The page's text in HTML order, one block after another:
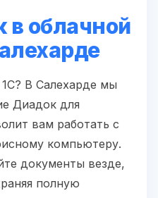
облачной
В Салехарде мы
Диадок для
вам работать с
компьютеру.
документы везде,
полную